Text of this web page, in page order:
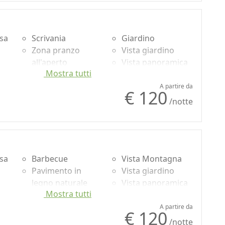
Scrivania
Zona pranzo
all'aperto
Pavimento in
Giardino
Vista giardino
Vista panoramica
indipendente
Mostra tutti
A partire da
€ 120 /notte
Barbecue
Pavimento in
legno naturale
Doccia
Vista Montagna
Vista giardino
Vista panoramica
indipendente
Mostra tutti
A partire da
€ 120 /notte